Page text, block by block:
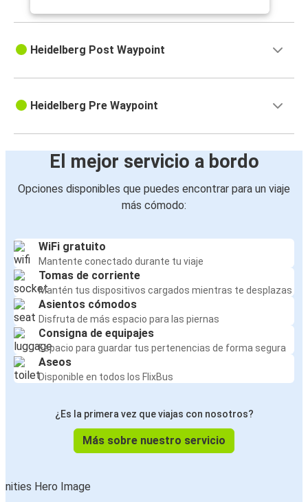
Heidelberg Post Waypoint
Heidelberg Pre Waypoint
El mejor servicio a bordo
Opciones disponibles que puedes encontrar para un viaje
más cómodo:
WiFi gratuito
Mantente conectado durante tu viaje
Tomas de corriente
Mantén tus dispositivos cargados mientras te desplazas
Asientos cómodos
Disfruta de más espacio para las piernas
Consigna de equipajes
Espacio para guardar tus pertenencias de forma segura
Aseos
Disponible en todos los FlixBus
¿Es la primera vez que viajas con nosotros?
Más sobre nuestro servicio